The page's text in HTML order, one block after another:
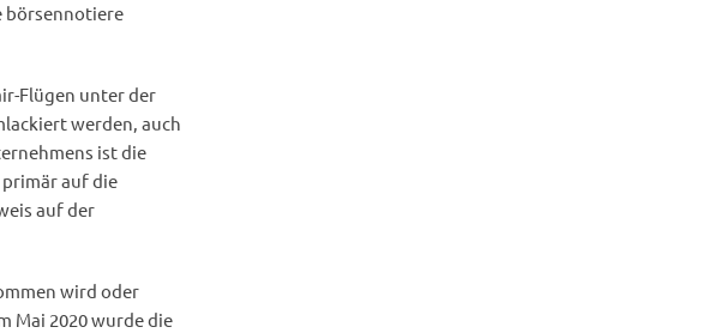
börsennotiere
Flügen unter der
werden, auch
ist die
primär auf die
auf der
wird oder
Mai 2020 wurde die